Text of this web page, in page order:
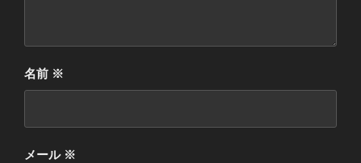
名前 ※
メール ※